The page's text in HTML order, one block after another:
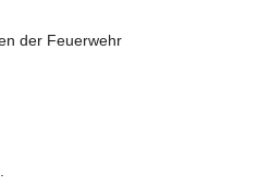
der Feuerwehr